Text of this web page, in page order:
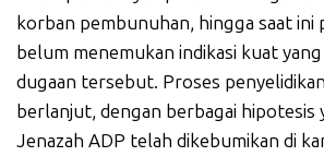
korban pembunuhan, hingga saat ini
belum menemukan indikasi kuat
dugaan tersebut. Proses
berlanjut, dengan berbagai hipotesis
Jenazah ADP telah dikebumikan di